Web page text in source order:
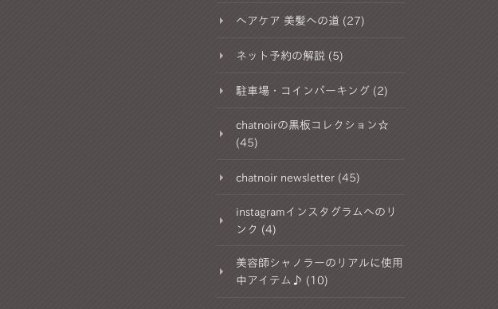
ヘアケア 美髪への道 (27)
ネット予約の解説 (5)
駐車場・コインパーキング (2)
chatnoirの黒板コレクション☆
(45)
chatnoir newsletter (45)
instagramインスタグラムへのリ
ンク (4)
美容師シャノラーのリアルに使用
中アイテム♪ (10)